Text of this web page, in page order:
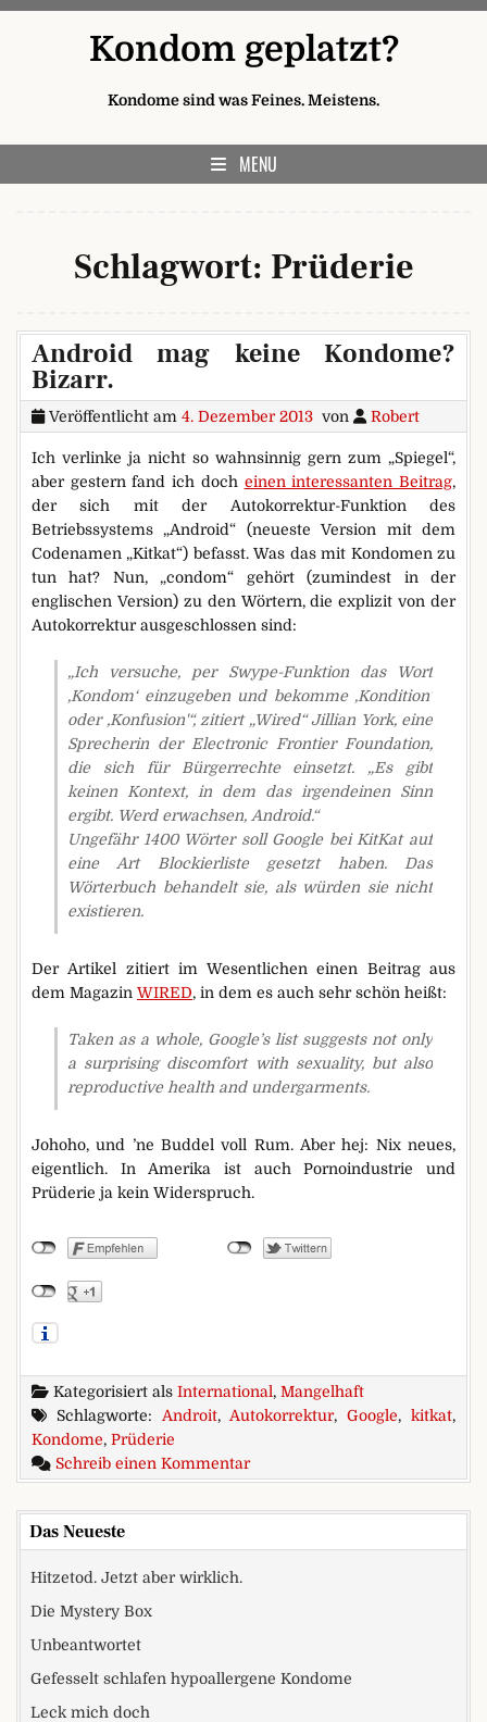
Kondom geplatzt?
Kondome sind was Feines. Meistens.
MENU
Schlagwort: Prüderie
Android mag keine Kondome?
Bizarr.
Veröffentlicht am 4. Dezember 2013 von Robert
Ich verlinke ja nicht so wahnsinnig gern zum „Spiegel“,
aber gestern fand ich doch einen interessanten Beitrag,
der sich mit der Autokorrektur-Funktion des
Betriebssystems „Android“ (neueste Version mit dem
Codenamen „Kitkat“) befasst. Was das mit Kondomen zu
tun hat? Nun, „condom“ gehört (zumindest in der
englischen Version) zu den Wörtern, die explizit von der
Autokorrektur ausgeschlossen sind:
„Ich versuche, per Swype-Funktion das Wort
‚Kondom‘ einzugeben und bekomme ‚Kondition‘
oder ‚Konfusion'“, zitiert „Wired“ Jillian York, eine
Sprecherin der Electronic Frontier Foundation,
die sich für Bürgerrechte einsetzt. „Es gibt
keinen Kontext, in dem das irgendeinen Sinn
ergibt. Werd erwachsen, Android.“
Ungefähr 1400 Wörter soll Google bei KitKat auf
eine Art Blockierliste gesetzt haben. Das
Wörterbuch behandelt sie, als würden sie nicht
existieren.
Der Artikel zitiert im Wesentlichen einen Beitrag aus
dem Magazin WIRED, in dem es auch sehr schön heißt:
Taken as a whole, Google’s list suggests not only
a surprising discomfort with sexuality, but also
reproductive health and undergarments.
Johoho, und ’ne Buddel voll Rum. Aber hej: Nix neues,
eigentlich. In Amerika ist auch Pornoindustrie und
Prüderie ja kein Widerspruch.
Kategorisiert als International, Mangelhaft
Schlagworte: Androit, Autokorrektur,Google,kitkat,
Kondome, Prüderie
Schreib einen Kommentarzu Android mag keine
Das Neueste
Hitzetod. Jetzt aber wirklich.
Die Mystery Box
Unbeantwortet
Gefesselt schlafen hypoallergene Kondome
Leck mich doch